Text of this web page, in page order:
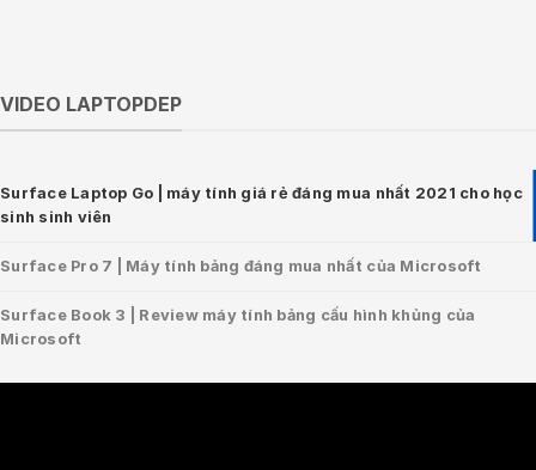
VIDEO LAPTOPDEP
Surface Laptop Go | máy tính giá rẻ đáng mua nhất 2021 cho học
sinh sinh viên
Surface Pro 7 | Máy tính bảng đáng mua nhất của Microsoft
Surface Book 3 | Review máy tính bảng cấu hình khủng của
Microsoft